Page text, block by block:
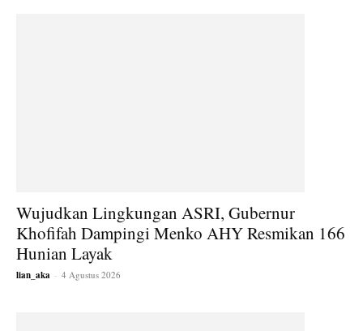
Wujudkan Lingkungan ASRI, Gubernur
Khofifah Dampingi Menko AHY Resmikan 166
Hunian Layak
lian_aka - 4 Agustus 2026